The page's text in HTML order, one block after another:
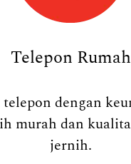
Telepon Rumah
dengan
murah dan
jernih.